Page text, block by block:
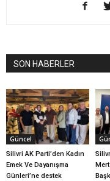
SON HABERLER
Güncel
Silivri AK Parti’den Kadın
Emek Ve Dayanışma
Günleri’ne destek